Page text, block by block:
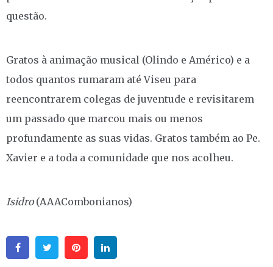
questão.
Gratos à animação musical (Olindo e Américo) e a
todos quantos rumaram até Viseu para
reencontrarem colegas de juventude e revisitarem
um passado que marcou mais ou menos
profundamente as suas vidas. Gratos também ao Pe.
Xavier e a toda a comunidade que nos acolheu.
Isidro(AAACombonianos)
FacebookTwitter Pinterest